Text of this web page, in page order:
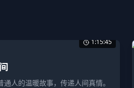
1:15:45
人的温暖故事，传递人间真情。